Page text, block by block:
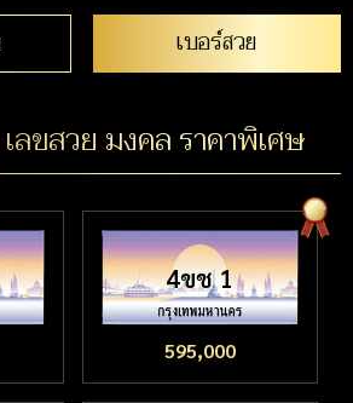
เบอร์สวย
ลขสวย มงคล ราคาพิเศษ
4ขช 1
595,000